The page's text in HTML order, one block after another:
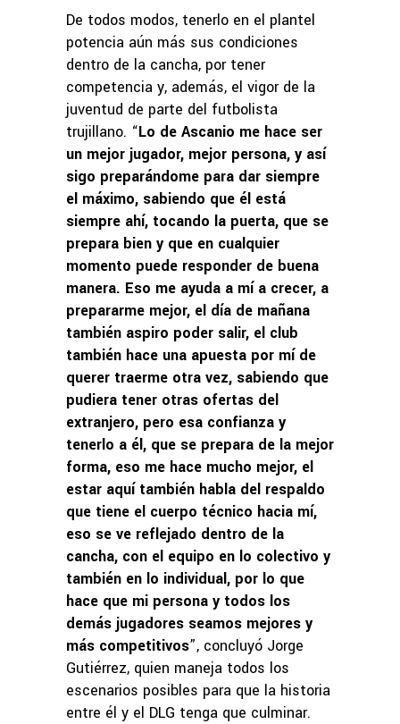
De todos modos, tenerlo en el plantel
potencia aún más sus condiciones
dentro de la cancha, por tener
competencia y, además, el vigor de la
juventud de parte del futbolista
trujillano. “Lo de Ascanio me hace ser
un mejor jugador, mejor persona, y así
sigo preparándome para dar siempre
el máximo, sabiendo que él está
siempre ahí, tocando la puerta, que se
prepara bien y que en cualquier
momento puede responder de buena
manera. Eso me ayuda a mí a crecer, a
prepararme mejor, el día de mañana
también aspiro poder salir, el club
también hace una apuesta por mí de
querer traerme otra vez, sabiendo que
pudiera tener otras ofertas del
extranjero, pero esa confianza y
tenerlo a él, que se prepara de la mejor
forma, eso me hace mucho mejor, el
estar aquí también habla del respaldo
que tiene el cuerpo técnico hacia mí,
eso se ve reflejado dentro de la
cancha, con el equipo en lo colectivo y
también en lo individual, por lo que
hace que mi persona y todos los
demás jugadores seamos mejores y
más competitivos”, concluyó Jorge
Gutiérrez, quien maneja todos los
escenarios posibles para que la historia
entre él y el DLG tenga que culminar.